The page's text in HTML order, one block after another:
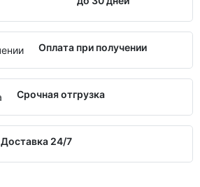
Оплата при получении
Срочная отгрузка
Доставка 24/7